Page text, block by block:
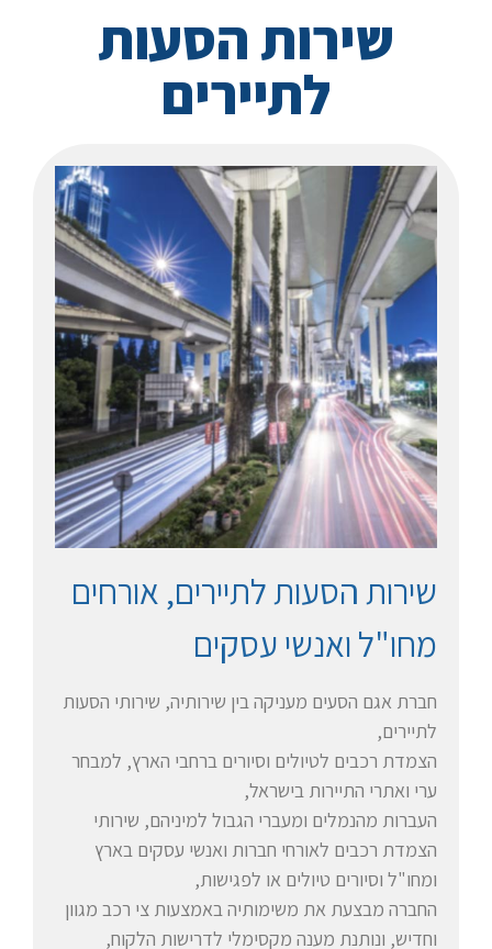
שירות הסעות
לתיירים
שירות הסעות לתיירים, אורחים
מחו"ל ואנשי עסקים
חברת אגם הסעים מעניקה בין שירותיה, שירותי הסעות
לתיירים,
הצמדת רכבים לטיולים וסיורים ברחבי הארץ, למבחר
ערי ואתרי התיירות בישראל,
העברות מהנמלים ומעברי הגבול למיניהם, שירותי
הצמדת רכבים לאורחי חברות ואנשי עסקים בארץ
ומחו"ל וסיורים טיולים או לפגישות,
החברה מבצעת את משימותיה באמצעות צי רכב מגוון
וחדיש, ונותנת מענה מקסימלי לדרישות הלקוח,